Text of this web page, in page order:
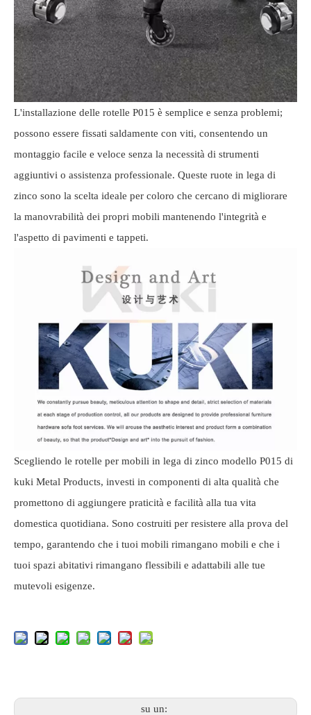
L'installazione delle rotelle P015 è semplice e senza problemi;
possono essere fissati saldamente con viti, consentendo un
montaggio facile e veloce senza la necessità di strumenti
aggiuntivi o assistenza professionale. Queste ruote in lega di
zinco sono la scelta ideale per coloro che cercano di migliorare
la manovrabilità dei propri mobili mantenendo l'integrità e
l'aspetto di pavimenti e tappeti.
Scegliendo le rotelle per mobili in lega di zinco modello P015 di
kuki Metal Products, investi in componenti di alta qualità che
promettono di aggiungere praticità e facilità alla tua vita
domestica quotidiana. Sono costruiti per resistere alla prova del
tempo, garantendo che i tuoi mobili rimangano mobili e che i
tuoi spazi abitativi rimangano flessibili e adattabili alle tue
mutevoli esigenze.
su un: